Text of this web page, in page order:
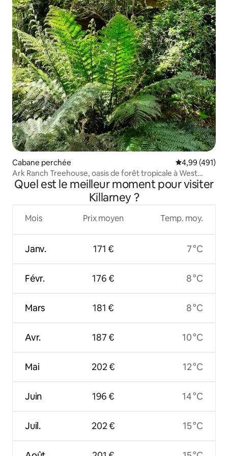
Cabane perchée Évaluation
4,99 (491)
Ark Ranch Treehouse, oasis de forêt tropicale à West
Cork
Quel est le meilleur moment pour visiter
Killarney ?
Mois
Janv.
Févr.
Mars
Avr.
Mai
Juin
Juil.
Prix moyen
171 €
176 €
181 €
187 €
202 €
196 €
202 €
Temp. moy.
7 °C
8 °C
8 °C
10 °C
12 °C
14 °C
15 °C